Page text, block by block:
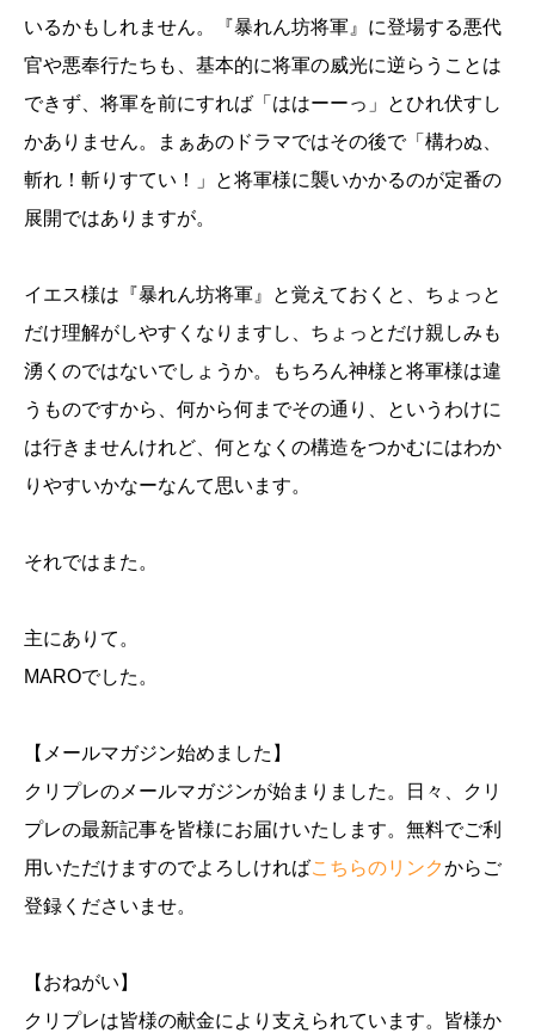
いるかもしれません。『暴れん坊将軍』に登場する悪代
官や悪奉行たちも、基本的に将軍の威光に逆らうことは
できず、将軍を前にすれば「ははーーっ」とひれ伏すし
かありません。まぁあのドラマではその後で「構わぬ、
斬れ！斬りすてい！」と将軍様に襲いかかるのが定番の
展開ではありますが。
イエス様は『暴れん坊将軍』と覚えておくと、ちょっと
だけ理解がしやすくなりますし、ちょっとだけ親しみも
湧くのではないでしょうか。もちろん神様と将軍様は違
うものですから、何から何までその通り、というわけに
は行きませんけれど、何となくの構造をつかむにはわか
りやすいかなーなんて思います。
それではまた。
主にありて。
MAROでした。
【メールマガジン始めました】
クリプレのメールマガジンが始まりました。日々、クリ
プレの最新記事を皆様にお届けいたします。無料でご利
用いただけますのでよろしければこちらのリンクからご
登録くださいませ。
【おねがい】
クリプレは皆様の献金により支えられています。皆様か